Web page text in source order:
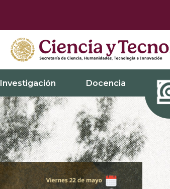
Investigación Docencia